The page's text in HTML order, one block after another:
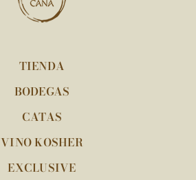
TIENDA
BODEGAS
CATAS
VINO KOSHER
EXCLUSIVE